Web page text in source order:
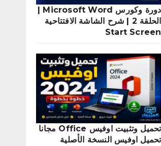
دورة وكورس Microsoft Word |
الحلقة 2 | شرح الشاشة الافتتاحية
Start Screen
تحميل وتثبيت اوفيس Office مجانا
تحميل اوفيس النسخة الأصلية